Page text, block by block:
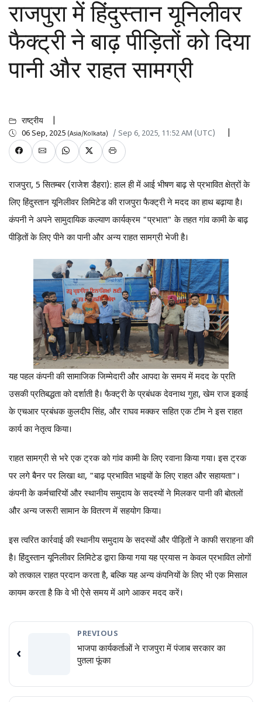
राजपुरा में हिंदुस्तान यूनिलीवर
फैक्ट्री ने बाढ़ पीड़ितों को दिया
पानी और राहत सामग्री
राष्ट्रीय
06 Sep, 2025 (Asia/Kolkata) / Sep 6, 2025, 11:52 AM (UTC)
राजपुरा, 5 सितम्बर (राजेश डैहरा): हाल ही में आई भीषण बाढ़ से प्रभावित क्षेत्रों के
लिए हिंदुस्तान यूनिलीवर लिमिटेड की राजपुरा फैक्ट्री ने मदद का हाथ बढ़ाया है।
कंपनी ने अपने सामुदायिक कल्याण कार्यक्रम "प्रभात" के तहत गांव कामी के बाढ़
पीड़ितों के लिए पीने का पानी और अन्य राहत सामग्री भेजी है।
यह पहल कंपनी की सामाजिक जिम्मेदारी और आपदा के समय में मदद के प्रति
उसकी प्रतिबद्धता को दर्शाती है। फैक्ट्री के प्रबंधक देवनाथ गुहा, खेम राज इकाई
के एचआर प्रबंधक कुलदीप सिंह, और राघव मक्कर सहित एक टीम ने इस राहत
कार्य का नेतृत्व किया।
राहत सामग्री से भरे एक ट्रक को गांव कामी के लिए रवाना किया गया। इस ट्रक
पर लगे बैनर पर लिखा था, "बाढ़ प्रभावित भाइयों के लिए राहत और सहायता"।
कंपनी के कर्मचारियों और स्थानीय समुदाय के सदस्यों ने मिलकर पानी की बोतलों
और अन्य जरूरी सामान के वितरण में सहयोग किया।
इस त्वरित कार्रवाई की स्थानीय समुदाय के सदस्यों और पीड़ितों ने काफी सराहना की
है। हिंदुस्तान यूनिलीवर लिमिटेड द्वारा किया गया यह प्रयास न केवल प्रभावित लोगों
को तत्काल राहत प्रदान करता है, बल्कि यह अन्य कंपनियों के लिए भी एक मिसाल
कायम करता है कि वे भी ऐसे समय में आगे आकर मदद करें।
‹
PREVIOUS
भाजपा कार्यकर्ताओं ने राजपुरा में पंजाब सरकार का
पुतला फूंका